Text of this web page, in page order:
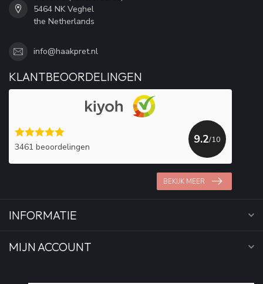
5464 NK Veghel
the Netherlands
info@haakpret.nl
KLANTBEOORDELINGEN
3461 beoordelingen
9.2/10
BEKIJK MEER
INFORMATIE
MIJN ACCOUNT